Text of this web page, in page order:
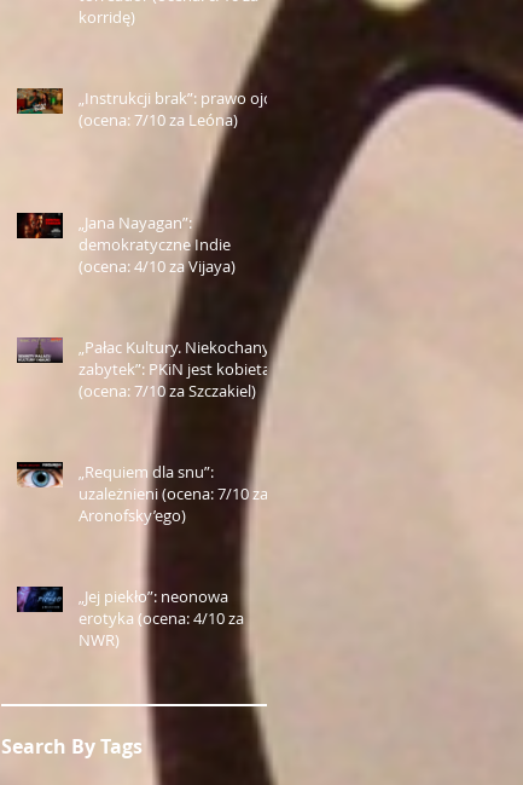
korridę)
„Instrukcji brak”: prawo ojca
(ocena: 7/10 za Leóna)
„Jana Nayagan”:
demokratyczne Indie
(ocena: 4/10 za Vijaya)
„Pałac Kultury. Niekochany
zabytek”: PKiN jest kobietą
(ocena: 7/10 za Szczakiel)
„Requiem dla snu”:
uzależnieni (ocena: 7/10 za
Aronofsky’ego)
„Jej piekło”: neonowa
erotyka (ocena: 4/10 za
NWR)
Search By Tags